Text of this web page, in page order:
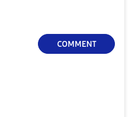
COMMENT